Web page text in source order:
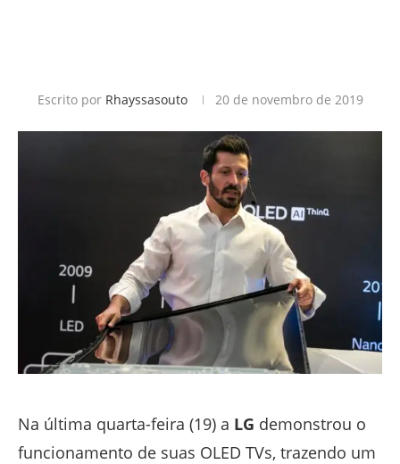
Escrito por Rhayssasouto 20 de novembro de 2019
Na última quarta-feira (19) a LG demonstrou o
funcionamento de suas OLED TVs, trazendo um